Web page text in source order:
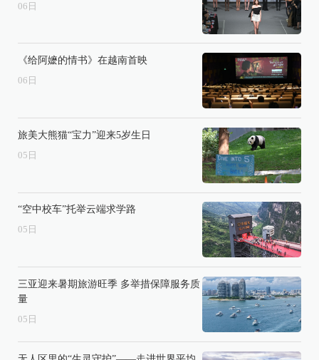
06 日
《给阿嬷的情书》在越南首映
06 日
旅美大熊猫“宝力”迎来5岁生日
05 日
“空中校车”托举云端求学路
05 日
三亚迎来暑期旅游旺季 多举措保障服务质
量
05 日